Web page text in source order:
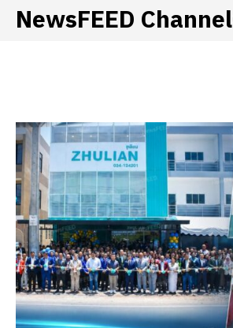
NewsFEED Channel